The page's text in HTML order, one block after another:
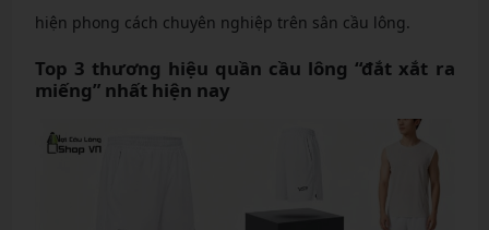
hiện phong cách chuyên nghiệp trên sân cầu lông.
Top 3 thương hiệu quần cầu lông “đắt xắt ra
miếng” nhất hiện nay